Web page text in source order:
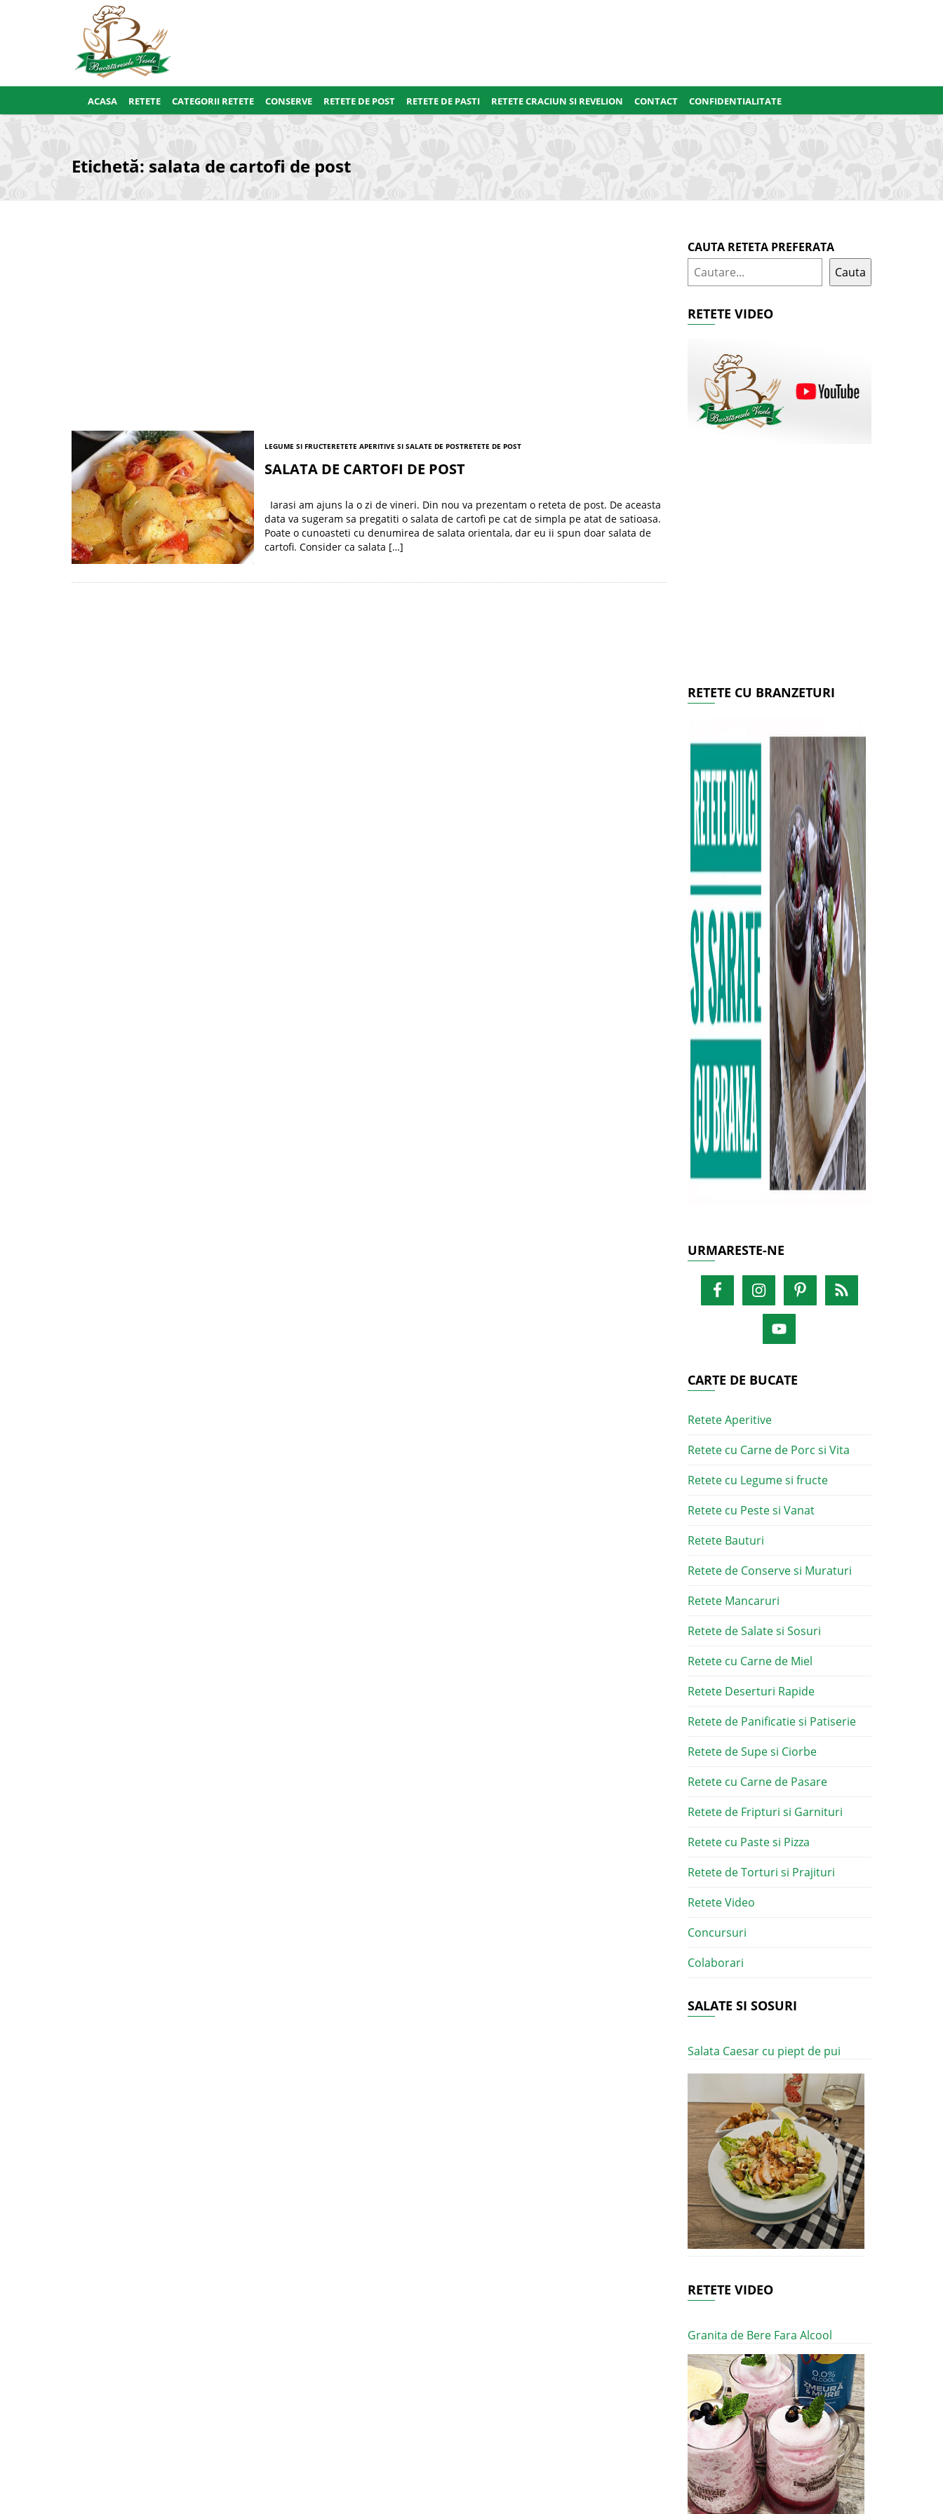
ACASA RETETE CATEGORII RETETE CONSERVE RETETE DE POST RETETE DE PASTI RETETE CRACIUN SI REVELION CONTACT CONFIDENTIALITATE
Etichetă: salata de cartofi de post
LEGUME SI FRUCTERETETE APERITIVE SI SALATE DE POSTRETETE DE POST
SALATA DE CARTOFI DE POST
Iarasi am ajuns la o zi de vineri. Din nou va prezentam o reteta de post. De aceasta
data va sugeram sa pregatiti o salata de cartofi pe cat de simpla pe atat de satioasa.
Poate o cunoasteti cu denumirea de salata orientala, dar eu ii spun doar salata de
cartofi. Consider ca salata […]
CAUTA RETETA PREFERATA
Cauta
RETETE VIDEO
RETETE CU BRANZETURI
URMARESTE-NE
CARTE DE BUCATE
Retete Aperitive
Retete cu Carne de Porc si Vita
Retete cu Legume si fructe
Retete cu Peste si Vanat
Retete Bauturi
Retete de Conserve si Muraturi
Retete Mancaruri
Retete de Salate si Sosuri
Retete cu Carne de Miel
Retete Deserturi Rapide
Retete de Panificatie si Patiserie
Retete de Supe si Ciorbe
Retete cu Carne de Pasare
Retete de Fripturi si Garnituri
Retete cu Paste si Pizza
Retete de Torturi si Prajituri
Retete Video
Concursuri
Colaborari
SALATE SI SOSURI
Salata Caesar cu piept de pui
RETETE VIDEO
Granita de Bere Fara Alcool